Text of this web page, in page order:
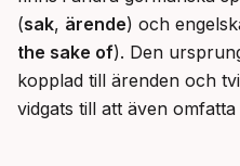
(sak, ärende) och
the sake of). Den
kopplad till ärenden och
vidgats till att även